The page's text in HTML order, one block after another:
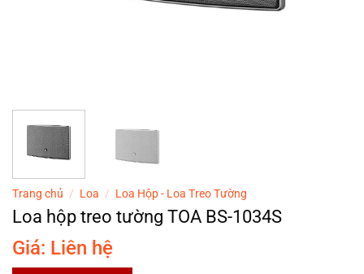
Trang chủ / Loa / Loa Hộp - Loa Treo Tường
Loa hộp treo tường TOA BS-1034S
Giá: Liên hệ